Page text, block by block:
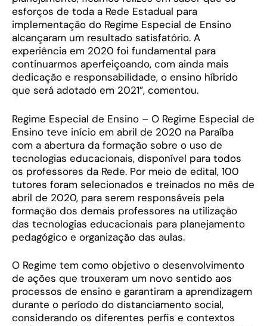
esforços de toda a Rede Estadual para
implementação do Regime Especial de Ensino
alcançaram um resultado satisfatório. A
experiência em 2020 foi fundamental para
continuarmos aperfeiçoando, com ainda mais
dedicação e responsabilidade, o ensino híbrido
que será adotado em 2021”, comentou.
Regime Especial de Ensino – O Regime Especial de
Ensino teve início em abril de 2020 na Paraíba
com a abertura da formação sobre o uso de
tecnologias educacionais, disponível para todos
os professores da Rede. Por meio de edital, 100
tutores foram selecionados e treinados no mês de
abril de 2020, para serem responsáveis pela
formação dos demais professores na utilização
das tecnologias educacionais para planejamento
pedagógico e organização das aulas.
O Regime tem como objetivo o desenvolvimento
de ações que trouxeram um novo sentido aos
processos de ensino e garantiram a aprendizagem
durante o período do distanciamento social,
considerando os diferentes perfis e contextos